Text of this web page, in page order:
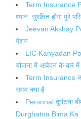
Term Insurance
ध्यान, सुरक्षित होगा पूरे
Jeevan Akshay
पेंशन
LIC Kanyadan
योजना में आवेदन के बारे में
Term Insurance
समय क्या है
Personal दुर्घटना
Durghatna Bima